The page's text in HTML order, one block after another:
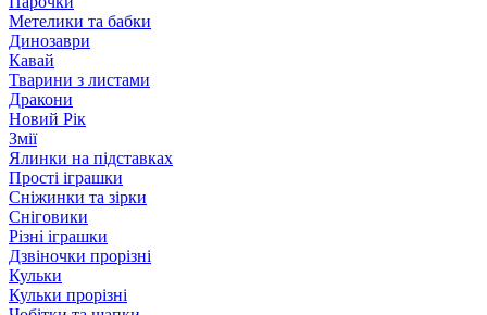
Метелики та бабки
Динозаври
Кавай
Тварини з листами
Дракони
Новий Рік
Змії
Ялинки на підставках
Прості іграшки
Сніжинки та зірки
Сніговики
Різні іграшки
Дзвіночки прорізні
Кульки
Кульки прорізні